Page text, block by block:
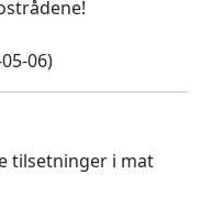
06)
tilsetninger i mat